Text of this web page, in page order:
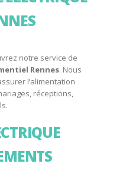
notre service de
Rennes. Nous
l’alimentation
réceptions,